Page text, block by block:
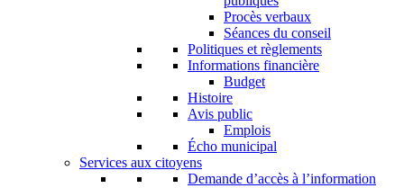
Procès verbaux
Séances du conseil
Politiques et règlements
Informations financière
Budget
Histoire
Avis public
Emplois
Écho municipal
Services aux citoyens
Demande d’accès à l’information